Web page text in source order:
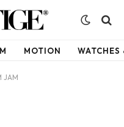
MOTION WATCHES
JAM